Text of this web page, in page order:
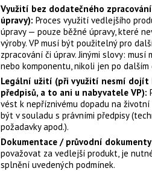
Využití bez dodatečného
úpravy): Proces využití vedlejšího
úpravy — pouze běžné úpravy, které
výroby. VP musí být použitelný pro
zpracování či úprav. Jinými slovy:
nebo komponentu, nikoli jen po
Legální užití (při využití nesmí dojít
předpisů, a to ani u nabyvatele VP):
vést k nepříznivému dopadu na
být v souladu s právními předpisy
požadavky apod.).
Dokumentace / průvodní
považovat za vedlejší produkt, je
splnění uvedených podmínek.